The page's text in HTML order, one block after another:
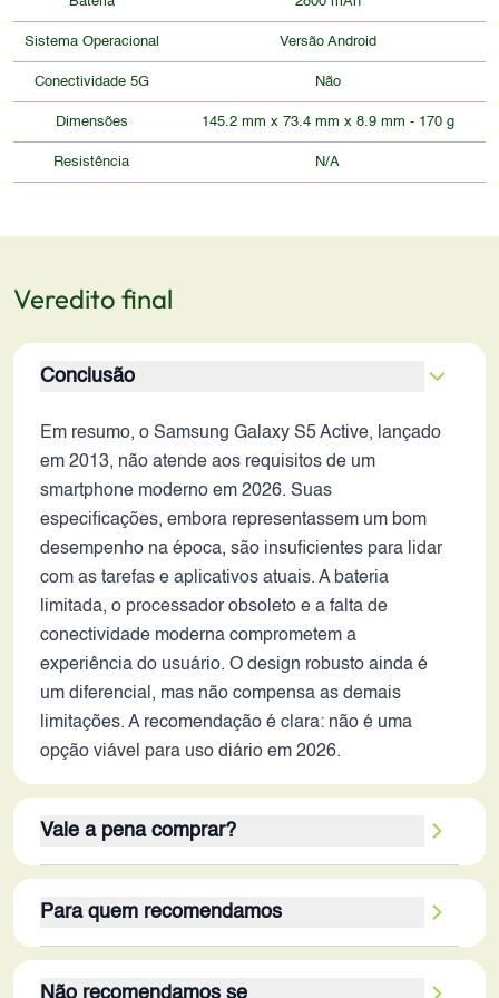
Sistema Operacional Versão Android
Conectividade 5G Não
Dimensões 145.2 mm x 73.4 mm x 8.9 mm - 170 g
Resistência N/A
Veredito final
Conclusão
Em resumo, o Samsung Galaxy S5 Active, lançado
em 2013, não atende aos requisitos de um
smartphone moderno em 2026. Suas
especificações, embora representassem um bom
desempenho na época, são insuficientes para lidar
com as tarefas e aplicativos atuais. A bateria
limitada, o processador obsoleto e a falta de
conectividade moderna comprometem a
experiência do usuário. O design robusto ainda é
um diferencial, mas não compensa as demais
limitações. A recomendação é clara: não é uma
opção viável para uso diário em 2026.
Vale a pena comprar?
lançamento, em 2026 o Galaxy S5 Active
dificilmente vale a pena para uso regular. Os pontos
Para quem recomendamos
Não recomendamos se